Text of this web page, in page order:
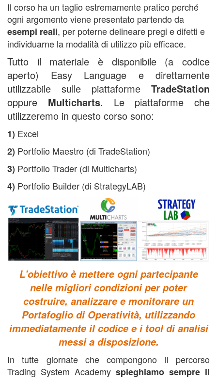
Il corso ha un taglio estremamente pratico perché
ogni argomento viene presentato partendo da
esempi reali, per poterne delineare pregi e difetti e
individuarne la modalità di utilizzo più efficace.
Tutto il materiale è disponibile (a codice
aperto) Easy Language e direttamente
utilizzabile sulle piattaforme TradeStation
oppure Multicharts. Le piattaforme che
utilizzeremo in questo corso sono:
1) Excel
2) Portfolio Maestro (di TradeStation)
3) Portfolio Trader (di Multicharts)
4) Portfolio Builder (di StrategyLAB)
L'obiettivo è mettere ogni partecipante
nelle migliori condizioni per poter
costruire, analizzare e monitorare un
Portafoglio di Operatività, utilizzando
immediatamente il codice e i tool di analisi
messi a disposizione.
In tutte giornate che compongono il percorso
Trading System Academy spieghiamo sempre il